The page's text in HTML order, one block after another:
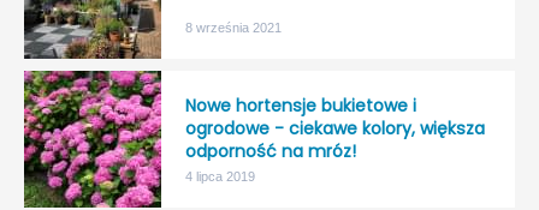
8 września 2021
Nowe hortensje bukietowe i
ogrodowe - ciekawe kolory, większa
odporność na mróz!
4 lipca 2019